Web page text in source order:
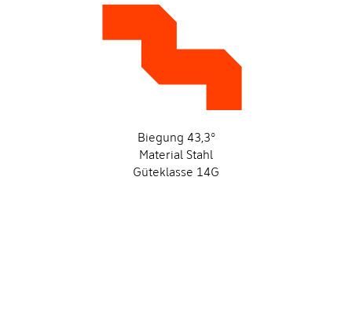
Biegung 43,3°
Material Stahl
Güteklasse 14G